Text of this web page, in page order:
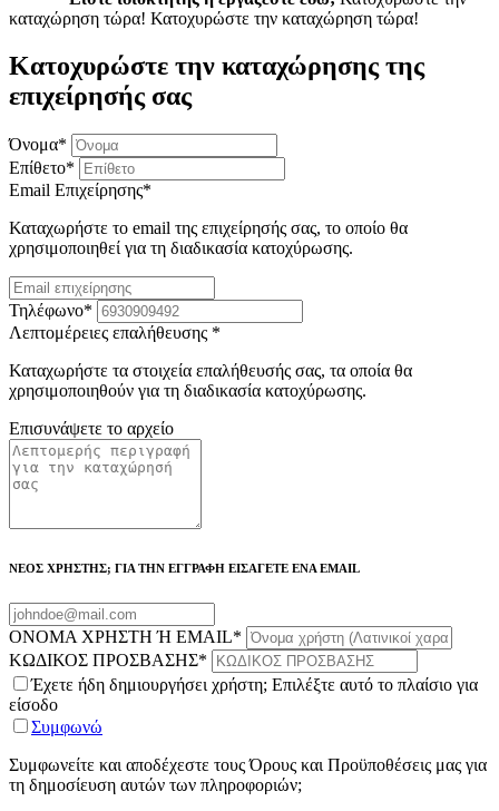
καταχώρηση τώρα! Κατοχυρώστε την καταχώρηση τώρα!
Κατοχυρώστε την καταχώρησης της
επιχείρησής σας
Όνομα*
Επίθετο*
Email Επιχείρησης*
Καταχωρήστε το email της επιχείρησής σας, το οποίο θα
χρησιμοποιηθεί για τη διαδικασία κατοχύρωσης.
Τηλέφωνο*
Λεπτομέρειες επαλήθευσης *
Καταχωρήστε τα στοιχεία επαλήθευσής σας, τα οποία θα
χρησιμοποιηθούν για τη διαδικασία κατοχύρωσης.
Επισυνάψετε το αρχείο
ΝΕΟΣ ΧΡΗΣΤΗΣ; ΓΙΑ ΤΗΝ ΕΓΓΡΑΦΗ ΕΙΣΑΓΕΤΕ ΕΝΑ EMAIL
ΟΝΟΜΑ ΧΡΗΣΤΗ Ή EMAIL*
ΚΩΔΙΚΟΣ ΠΡΟΣΒΑΣΗΣ*
Έχετε ήδη δημιουργήσει χρήστη; Επιλέξτε αυτό το πλαίσιο για
είσοδο
Συμφωνώ
Συμφωνείτε και αποδέχεστε τους Όρους και Προϋποθέσεις μας για
τη δημοσίευση αυτών των πληροφοριών;